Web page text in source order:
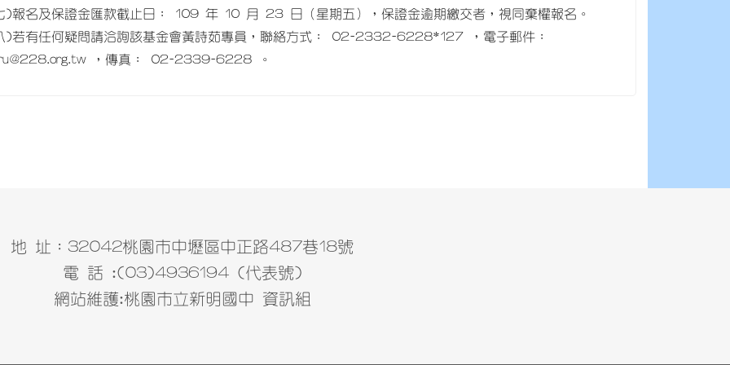
)報名及保證金匯款截止日： 109 年 10 月 23 日（星期五），保證金逾期繳交者，視同棄權報名。
)若有任何疑問請洽詢該基金會黃詩茹專員，聯絡方式： 02-2332-6228*127 ，電子郵件：
，傳真： 02-2339-6228 。
地 址：32042桃園市中壢區中正路487巷18號
電 話 :(03)4936194 (代表號)
網站維護:桃園市立新明國中 資訊組